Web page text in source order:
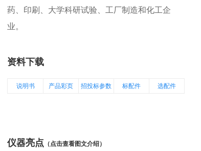
药、印刷、大学科研试验、工厂制造和化工企
业。
资料下载
说明书 产品彩页 招投标参数 标配件 选配件
仪器亮点 （点击查看图文介绍）